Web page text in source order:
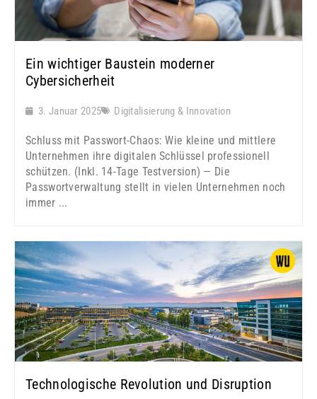
Ein wichtiger Baustein moderner
Cybersicherheit
3. Januar 2025 Digitalisierung & Innovation
Schluss mit Passwort-Chaos: Wie kleine und mittlere
Unternehmen ihre digitalen Schlüssel professionell
schützen. (Inkl. 14-Tage Testversion) — Die
Passwortverwaltung stellt in vielen Unternehmen noch
immer ...
Technologische Revolution und Disruption